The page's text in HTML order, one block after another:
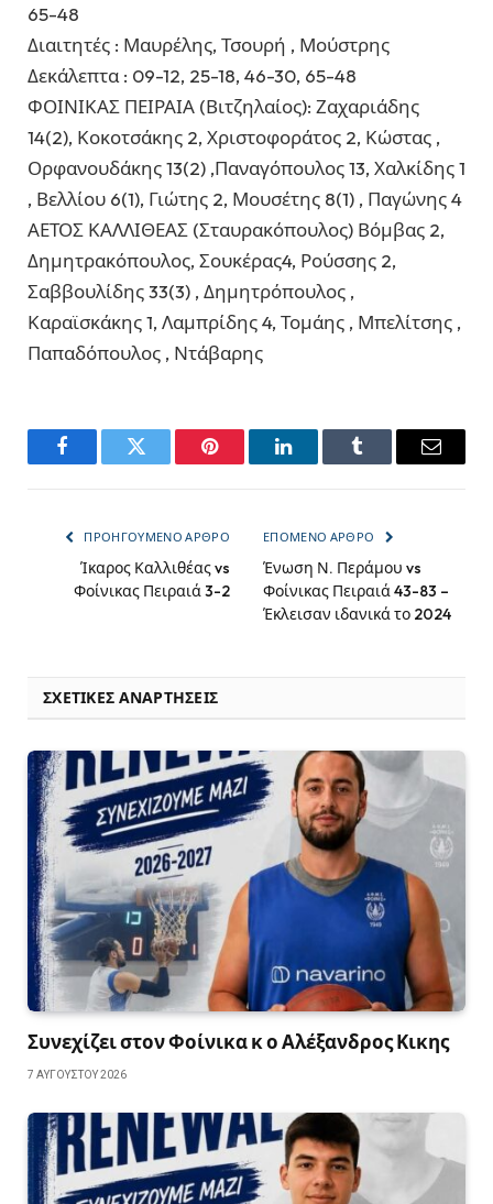
65-48
Διαιτητές : Μαυρέλης, Τσουρή , Μούστρης
Δεκάλεπτα : 09-12, 25-18, 46-30, 65-48
ΦΟΙΝΙΚΑΣ ΠΕΙΡΑΙΑ (Βιτζηλαίος): Ζαχαριάδης
14(2), Κοκοτσάκης 2, Χριστοφοράτος 2, Κώστας ,
Ορφανουδάκης 13(2) ,Παναγόπουλος 13, Χαλκίδης 1
, Βελλίου 6(1), Γιώτης 2, Μουσέτης 8(1) , Παγώνης 4
ΑΕΤΟΣ ΚΑΛΛΙΘΕΑΣ (Σταυρακόπουλος) Βόμβας 2,
Δημητρακόπουλος, Σουκέρας4, Ρούσσης 2,
Σαββουλίδης 33(3) , Δημητρόπουλος ,
Καραϊσκάκης 1, Λαμπρίδης 4, Τομάης , Μπελίτσης ,
Παπαδόπουλος , Ντάβαρης
FacebookTwitter Pinterest LinkedInTumblr Email
ΠΡΟΗΓΟΎΜΕΝΟ ΆΡΘΡΟ
Ίκαρος Καλλιθέας vs
Φοίνικας Πειραιά 3-2
ΕΠΌΜΕΝΟ ΆΡΘΡΟ
Ένωση Ν. Περάμου vs
Φοίνικας Πειραιά 43-83 –
Έκλεισαν ιδανικά το 2024
ΣΧΕΤΙΚΈΣ ΑΝΑΡΤΉΣΕΙΣ
Συνεχίζει στον Φοίνικα κ ο Αλέξανδρος Κικης
7 ΑΥΓΟΎΣΤΟΥ 2026